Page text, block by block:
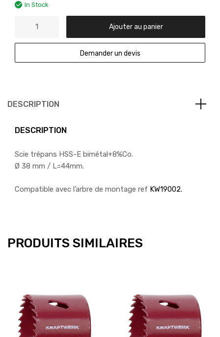
In Stock
Ajouter au panier
Demander un devis
DESCRIPTION
DESCRIPTION
Scie trépans HSS-E bimétal+8%Co.
Ø 38 mm / L=44mm.
Compatible avec l’arbre de montage ref KW19002.
PRODUITS SIMILAIRES